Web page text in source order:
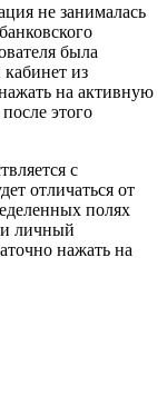
не занималась
была
из
на активную
этого
с
отличаться от
полях
и личный
нажать на